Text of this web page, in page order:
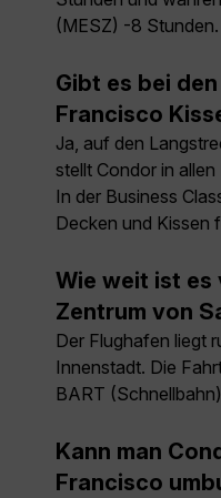
(MESZ) -8 Stunden.
Gibt es bei
Francisco
Ja, auf den
stellt Condor in
In der Business
Decken und Kissen
Wie weit ist es
Zentrum von
Der Flughafen liegt
Innenstadt. Die
BART
Kann man
Francisco